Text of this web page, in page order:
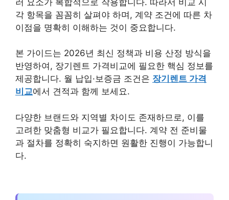
각 항목을 꼼꼼히 살펴야 하며, 계약 조건에 따른 차
이점을 명확히 이해하는 것이 중요합니다.
본 가이드는 2026년 최신 정책과 비용 산정 방식을
반영하여, 장기렌트 가격비교에 필요한 핵심 정보를
제공합니다. 월 납입·보증금 조건은 장기렌트 가격
비교에서 견적과 함께 보세요.
다양한 브랜드와 지역별 차이도 존재하므로, 이를
고려한 맞춤형 비교가 필요합니다. 계약 전 준비물
과 절차를 정확히 숙지하면 원활한 진행이 가능합니
다.